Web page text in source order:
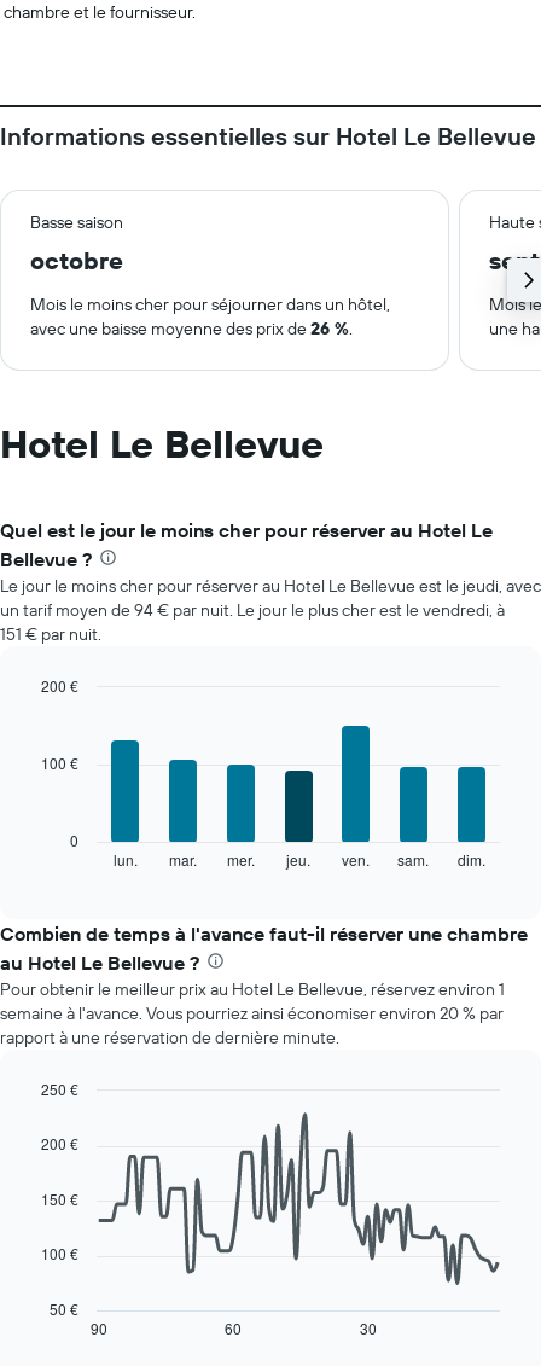
chambre et le fournisseur.
Informations essentielles sur Hotel Le Bellevue
Basse saison Haute
octobre
Mois le moins cher pour séjourner dans un hôtel,
avec une baisse moyenne des prix de26 %.
Mois
une
Hotel Le Bellevue
Quel est le jour le moins cher pour réserver au Hotel Le
Bellevue ?
Le jour le moins cher pour réserver au Hotel Le Bellevue est le jeudi, avec
un tarif moyen de 94 € par nuit. Le jour le plus cher est le vendredi, à
151 € par nuit.
indique
le
prix
moyen
d'une
chambre
jour
le
graphique,
axe
indiquent
de
lun. mar. mer. jeu. ven. sam. dim.
0
100 €
200 €
Combien de temps à l'avance faut-il réserver une chambre
au Hotel Le Bellevue ?
Pour obtenir le meilleur prix au Hotel Le Bellevue, réservez environ 1
semaine à l'avance. Vous pourriez ainsi économiser environ 20 % par
rapport à une réservation de dernière minute.
with
data
points.
Le
ci-
dessous90 60 30
50 €
100 €
150 €
200 €
250 €